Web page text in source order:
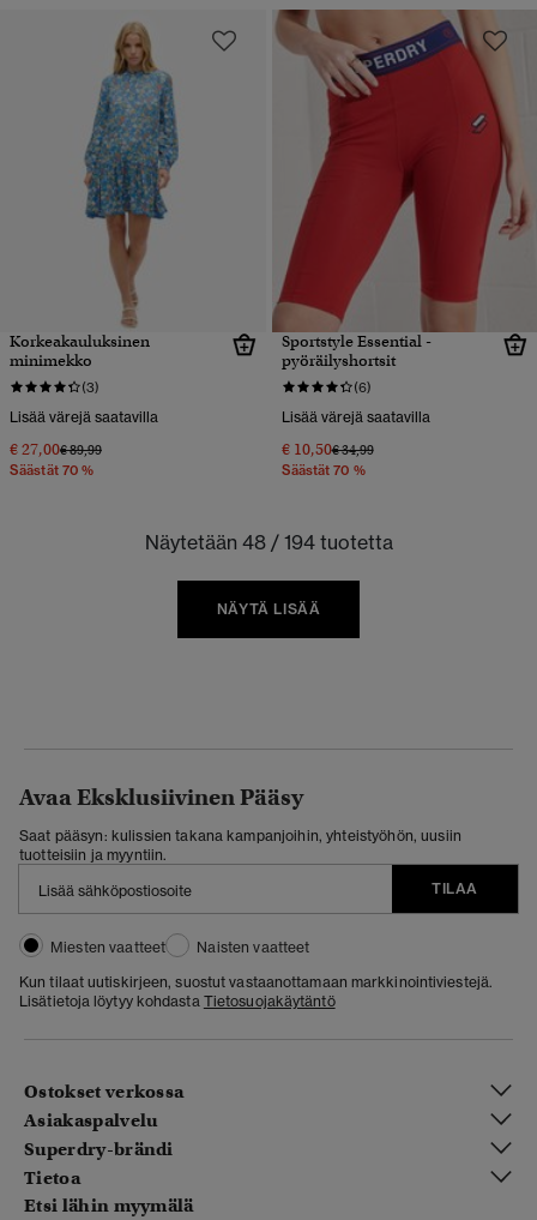
Korkeakauluksinen
minimekko
(3)
Lisää värejä saatavilla
€ 27,00Hinta alennettu hinnasta
€ 89,99hintaan
Säästät 70 %
Sportstyle Essential -
pyöräilyshortsit
(6)
Lisää värejä saatavilla
€ 10,50Hinta alennettu hinnasta
€ 34,99hintaan
Säästät 70 %
Näytetään 48 / 194 tuotetta
NÄYTÄ LISÄÄ
Avaa Eksklusiivinen Pääsy
Saat pääsyn: kulissien takana kampanjoihin, yhteistyöhön, uusiin
tuotteisiin ja myyntiin.
TILAA
Miesten vaatteet
Naisten vaatteet
Kun tilaat uutiskirjeen, suostut vastaanottamaan markkinointiviestejä.
Lisätietoja löytyy kohdasta Tietosuojakäytäntö
Ostokset verkossa
Asiakaspalvelu
Superdry-brändi
Tietoa
Etsi lähin myymälä